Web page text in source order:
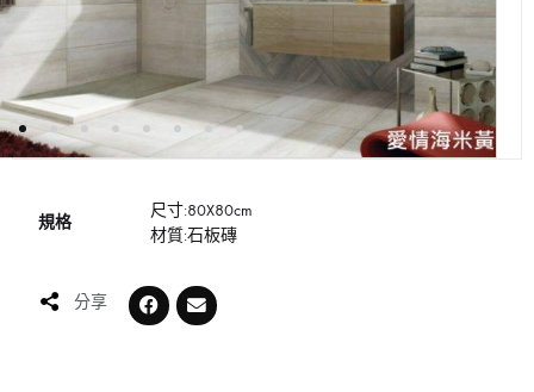
規格
尺寸:80X80cm
材質:石板磚
分享